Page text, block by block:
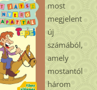
most
megjelent
új
számából,
amely
mostantól
három